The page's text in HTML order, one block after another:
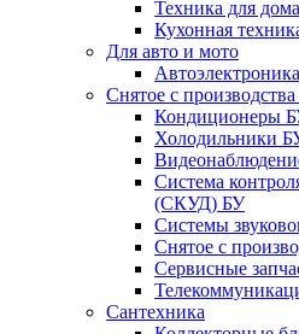
Техника для
Кухонная
Для авто и мото
Автоэлектроника
Снятое с
Кондиционеры
Холодильники
Система
(СКУД) БУ
Системы
Снятое с
Сервисные
Сантехника